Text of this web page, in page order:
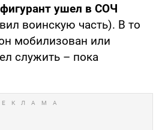
ушел в СОЧ
воинскую часть). В то
мобилизован или
служить – пока